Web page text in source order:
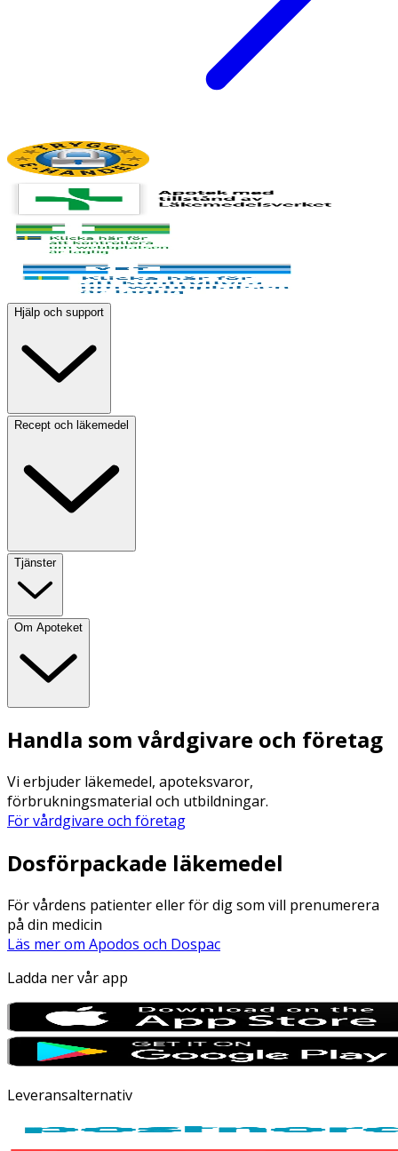
Hjälp och support
Recept och läkemedel
Tjänster
Om Apoteket
Handla som vårdgivare och företag
Vi erbjuder läkemedel, apoteksvaror,
förbrukningsmaterial och utbildningar.
För vårdgivare och företag
Dosförpackade läkemedel
För vårdens patienter eller för dig som vill prenumerera
på din medicin
Läs mer om Apodos och Dospac
Ladda ner vår app
Leveransalternativ